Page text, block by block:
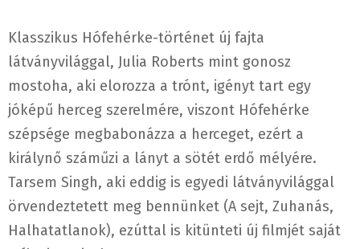
Klasszikus Hófehérke-történet új fajta
látványvilággal, Julia Roberts mint gonosz
mostoha, aki elorozza a trónt, igényt tart egy
jóképű herceg szerelmére, viszont Hófehérke
szépsége megbabonázza a herceget, ezért a
királynő száműzi a lányt a sötét erdő mélyére.
Tarsem Singh, aki eddig is egyedi látványvilággal
örvendeztetett meg bennünket (A sejt, Zuhanás,
Halhatatlanok), ezúttal is kitünteti új filmjét saját